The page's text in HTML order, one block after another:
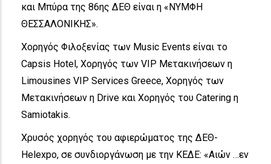
και Μπύρα της 86ης ΔΕΘ είναι η «ΝΥΜΦΗ
ΘΕΣΣΑΛΟΝΙΚΗΣ».
Χορηγός Φιλοξενίας των Music Events είναι το
Capsis Hotel, Χορηγός των VIP Μετακινήσεων η
Limousines VIP Services Greece, Χορηγός των
Μετακινήσεων η Drive και Χορηγός του Catering η
Samiotakis.
Χρυσός χορηγός του αφιερώματος της ΔΕΘ-
Helexpo, σε συνδιοργάνωση με την ΚΕΔΕ: «Aιών …εν